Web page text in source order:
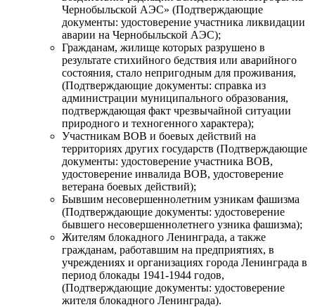
Чернобыльской АЭС» (Подтверждающие
документы: удостоверение участника ликвидации
аварии на Чернобыльской АЭС);
Гражданам, жилище которых разрушено в
результате стихийного бедствия или аварийного
состояния, стало непригодным для проживания,
(Подтверждающие документы: справка из
администрации муниципального образования,
подтверждающая факт чрезвычайной ситуации
природного и техногенного характера);
Участникам ВОВ и боевых действий на
территориях других государств (Подтверждающие
документы: удостоверение участника ВОВ,
удостоверение инвалида ВОВ, удостоверение
ветерана боевых действий);
Бывшим несовершеннолетним узникам фашизма
(Подтверждающие документы: удостоверение
бывшего несовершеннолетнего узника фашизма);
Жителям блокадного Ленинграда, а также
гражданам, работавшим на предприятиях, в
учреждениях и организациях города Ленинграда в
период блокады 1941-1944 годов,
(Подтверждающие документы: удостоверение
жителя блокадного Ленинграда).